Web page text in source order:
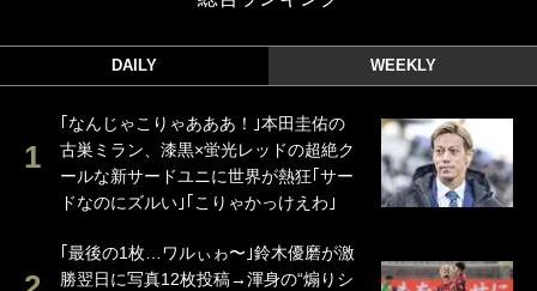
DAILY WEEKLY
｢なんじゃこりゃあああ！｣本田圭佑の
古巣ミラン、漆黒×蛍光レッドの超絶ク
ールな新サードユニに世界が熱狂｢サー
ドなのにズルい｣｢こりゃかっけえわ｣
｢最後の1枚…ワルぃゎ〜｣鈴木優磨が激
勝翌日に写真12枚投稿→渾身の“煽りシ